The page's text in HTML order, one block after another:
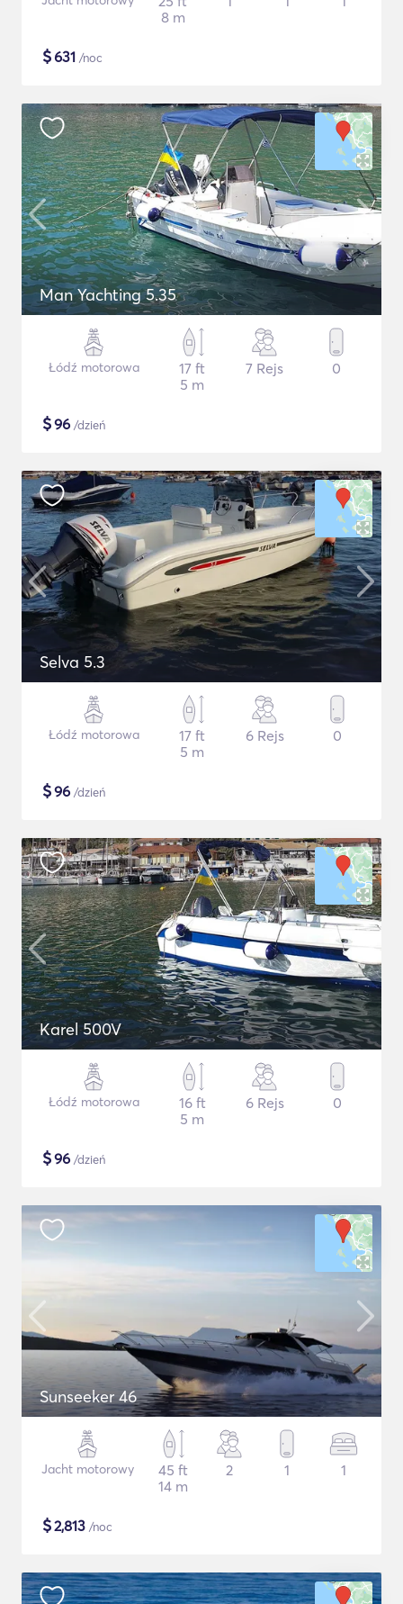
8 m
$631 /noc
Man Yachting 5.35
Łódź motorowa
17 ft
5 m
7 Rejs 0
$96 /dzień
Selva 5.3
Łódź motorowa
17 ft
5 m
6 Rejs 0
$96 /dzień
Karel 500V
Łódź motorowa
16 ft
5 m
6 Rejs 0
$96 /dzień
Sunseeker 46
Jacht motorowy
45 ft
14 m
2 1 1
$2,813 /noc